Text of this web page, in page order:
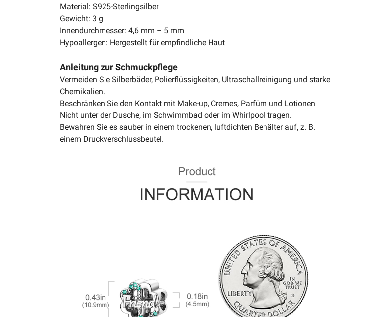
Material: S925-Sterlingsilber
Gewicht: 3 g
Innendurchmesser: 4,6 mm – 5 mm
Hypoallergen: Hergestellt für empfindliche Haut
Anleitung zur Schmuckpflege
Vermeiden Sie Silberbäder, Polierflüssigkeiten, Ultraschallreinigung und starke
Chemikalien.
Beschränken Sie den Kontakt mit Make-up, Cremes, Parfüm und Lotionen.
Nicht unter der Dusche, im Schwimmbad oder im Whirlpool tragen.
Bewahren Sie es sauber in einem trockenen, luftdichten Behälter auf, z. B.
einem Druckverschlussbeutel.